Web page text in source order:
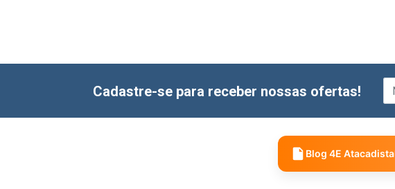
Cadastre-se para receber nossas ofertas!
Blog 4E Atacadista